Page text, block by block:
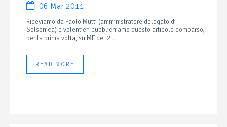
06 Mar 2011
Riceviamo da Paolo Mutti (amministratore delegato di
Solsonica) e volentieri pubblichiamo questo articolo comparso,
per la prima volta, su MF del 2...
READ MORE